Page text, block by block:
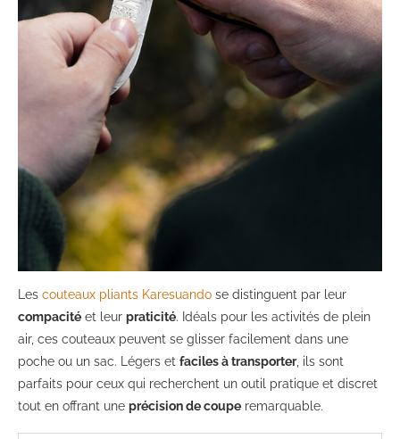
Les couteaux pliants Karesuando se distinguent par leur
compacité et leur praticité. Idéals pour les activités de plein
air, ces couteaux peuvent se glisser facilement dans une
poche ou un sac. Légers et faciles à transporter, ils sont
parfaits pour ceux qui recherchent un outil pratique et discret
tout en offrant une précision de coupe remarquable.